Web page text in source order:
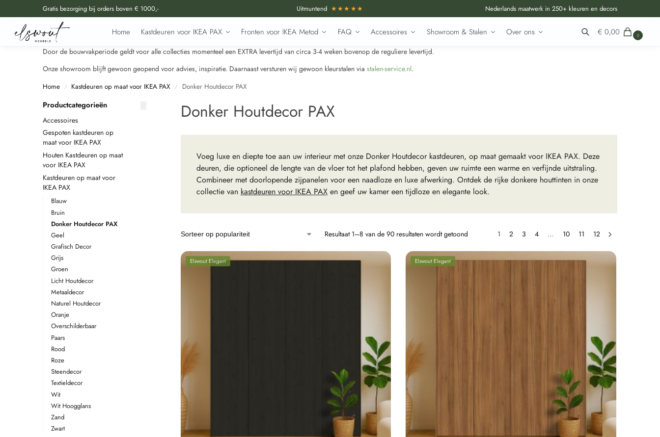
Gratis bezorging bij orders boven € 1000,- Uitmuntend ★★★★★ Nederlands maatwerk in 250+ kleuren en decors
Home Kastdeuren voor IKEA PAX Fronten voor IKEA Metod FAQ Accessoires Showroom & Stalen Over ons
Doorzoek al onze producten
€ 0,00 0
Door de bouwvakperiode geldt voor alle collecties momenteel een EXTRA levertijd van circa 3-4 weken bovenop de reguliere levertijd.
Onze showroom blijft gewoon geopend voor advies, inspiratie. Daarnaast versturen wij gewoon kleurstalen via stalen-service.nl.
Home / Kastdeuren op maat voor IKEA PAX / Donker Houtdecor PAX
Donker Houtdecor PAX
Voeg luxe en diepte toe aan uw interieur met onze Donker Houtdecor kastdeuren, op maat gemaakt voor IKEA PAX. Deze
deuren, die optioneel de lengte van de vloer tot het plafond hebben, geven uw ruimte een warme en verfijnde uitstraling.
Combineer met doorlopende zijpanelen voor een naadloze en luxe afwerking. Ontdek de rijke donkere houttinten in onze
collectie van kastdeuren voor IKEA PAXen geef uw kamer een tijdloze en elegante look.
Resultaat 1–8 van de 90 resultaten wordt getoond 1 2 3 4 … 10 11 12
Elswout Elegant Elswout Elegant
Productcategorieën
Accessoires
Gespoten kastdeuren op
maat voor IKEA PAX
Houten Kastdeuren op maat
voor IKEA PAX
Kastdeuren op maat voor
IKEA PAX
Blauw
Bruin
Donker Houtdecor PAX
Geel
Grafisch Decor
Grijs
Groen
Licht Houtdecor
Metaaldecor
Naturel Houtdecor
Oranje
Overschilderbaar
Paars
Rood
Roze
Steendecor
Textieldecor
Wit
Wit Hoogglans
Zand
Zwart